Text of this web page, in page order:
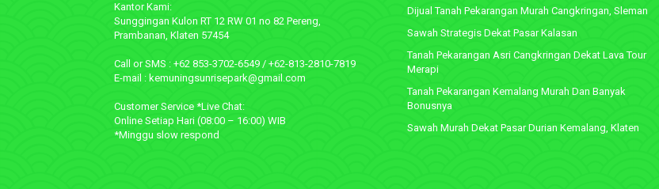
Kantor Kami:
Sunggingan Kulon RT 12 RW 01 no 82 Pereng,
Prambanan, Klaten 57454
Call or SMS : +62 853-3702-6549 / +62-813-2810-7819
E-mail : kemuningsunrisepark@gmail.com
Customer Service *Live Chat:
Online Setiap Hari (08:00 – 16:00) WIB
*Minggu slow respond
Dijual Tanah Pekarangan Murah Cangkringan, Sleman
Sawah Strategis Dekat Pasar Kalasan
Tanah Pekarangan Asri Cangkringan Dekat Lava Tour
Merapi
Tanah Pekarangan Kemalang Murah Dan Banyak
Bonusnya
Sawah Murah Dekat Pasar Durian Kemalang, Klaten